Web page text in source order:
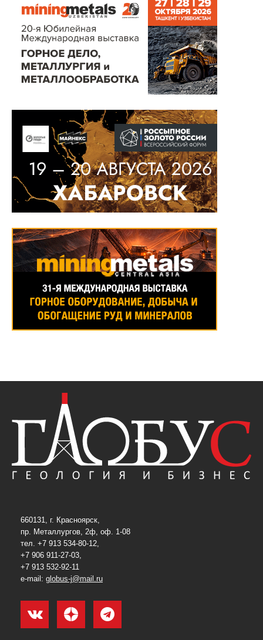
660131, г. Красноярск,
пр. Металлургов, 2ф, оф. 1-08
тел. +7 913 534-80-12,
+7 906 911-27-03,
+7 913 532-92-11
e-mail: globus-j@mail.ru